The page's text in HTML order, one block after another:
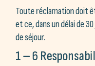
Toute réclamation doit
et ce, dans un délai de
de séjour.
1 – 6